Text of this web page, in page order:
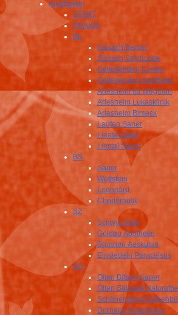
Apotheken
START
PRAXIS
BL
Sissach Berger
Sissach Strichcode
Gelterkinden Center
Gelterkinden Apotheke
Arlesheim Ita Wegman
Arlesheim Lukasklinik
Arlesheim Birseck
Laufen Saner
Liestal Adler
Liestal Saner
BS
Saner
Wettstein
Leonhard
Chrüterhüsli
SZ
Schwyz Imlig
Goldau Apotheke
Brunnen Aeskulap
Einsiedeln Paracelsus
SO
Olten Bifang Saner
Olten Sälipark
Schönenwerd
Dornach Paracelsus